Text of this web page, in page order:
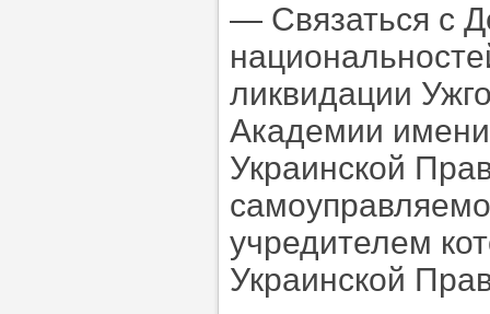
— Связаться с
ликвидации
Академии
Украинской
учредителем
Украинской